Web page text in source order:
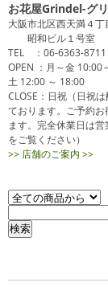
お花屋Grindel-グ
大阪市北区西天満４丁
昭和ビル１号室
TEL ：06-6363-8711
OPEN ：月～金 10:00
土 12:00 ～ 18:00
CLOSE：日祝（日祝
ております。ご予約お
ます。完全休業日は
をご覧ください）
>> 店舗のご案内 >>